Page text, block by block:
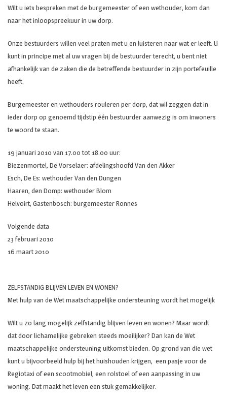
Wilt u iets bespreken met de burgemeester of een wethouder, kom dan
naar het inloopspreekuur in uw dorp.
Onze bestuurders willen veel praten met u en luisteren naar wat er leeft. U
kunt in principe met al uw vragen bij de bestuurder terecht, u bent niet
afhankelijk van de zaken die de betreffende bestuurder in zijn portefeuille
heeft.
Burgemeester en wethouders rouleren per dorp, dat wil zeggen dat in
ieder dorp op genoemd tijdstip één bestuurder aanwezig is om inwoners
te woord te staan.
19 januari 2010 van 17.00 tot 18.00 uur:
Biezenmortel, De Vorselaer: afdelingshoofd Van den Akker
Esch, De Es: wethouder Van den Dungen
Haaren, den Domp: wethouder Blom
Helvoirt, Gastenbosch: burgemeester Ronnes
Volgende data
23 februari 2010
16 maart 2010
ZELFSTANDIG BLIJVEN LEVEN EN WONEN?
Met hulp van de Wet maatschappelijke ondersteuning wordt het mogelijk
Wilt u zo lang mogelijk zelfstandig blijven leven en wonen? Maar wordt
dat door lichamelijke gebreken steeds moeilijker? Dan kan de Wet
maatschappelijke ondersteuning uitkomst bieden. Op grond van die wet
kunt u bijvoorbeeld hulp bij het huishouden krijgen, een pasje voor de
Regiotaxi of een scootmobiel, een rolstoel of een aanpassing in uw
woning. Dat maakt het leven een stuk gemakkelijker.